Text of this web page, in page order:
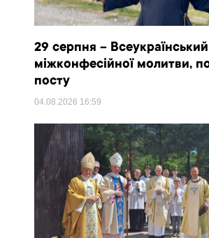
29 серпня –
міжконфесійної молитви,
посту
04.08.2026 16:59